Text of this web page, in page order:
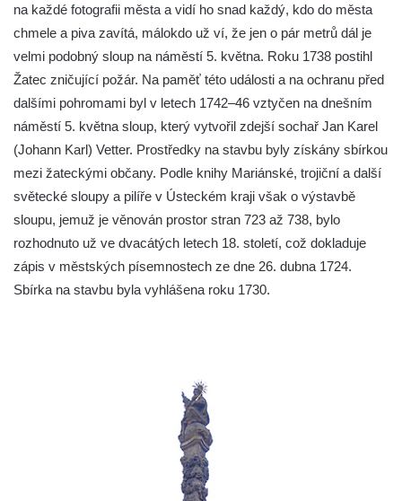
Sloup se sochou Bolestného Krista (Ecce
Homo) na zahradě zámku Chrámce
Sloup Nejsvětější Trojice na náměstí
Sloup Panny Marie u kostela Nalezení
svatého Kříže ve Frýdlantu
Sloup Panny Marie v Hostinném
Sloup Nejsvětější Trojice v Krásné u
Pěnčína
Sloup s krucifixem u kostela svatého
Vavřince v Teplicích nad Metují
Sloup svaté Barbory v zámecké zahradě v
Sloup Nejsvětější Trojice před zámkem v
na každé fotografii města a vidí ho snad každý, kdo do města
chmele a piva zavítá, málokdo už ví, že jen o pár metrů dál je
velmi podobný sloup na náměstí 5. května. Roku 1738 postihl
Žatec zničující požár. Na paměť této události a na ochranu před
dalšími pohromami byl v letech 1742–46 vztyčen na dnešním
náměstí 5. května sloup, který vytvořil zdejší sochař Jan Karel
(Johann Karl) Vetter. Prostředky na stavbu byly získány sbírkou
mezi žateckými občany. Podle knihy Mariánské, trojiční a další
světecké sloupy a pilíře v Ústeckém kraji však o výstavbě
sloupu, jemuž je věnován prostor stran 723 až 738, bylo
rozhodnuto už ve dvacátých letech 18. století, což dokladuje
zápis v městských písemnostech ze dne 26. dubna 1724.
Sbírka na stavbu byla vyhlášena roku 1730.